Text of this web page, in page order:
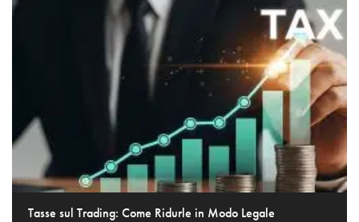
Tasse sul Trading: Come Ridurle in Modo Legale